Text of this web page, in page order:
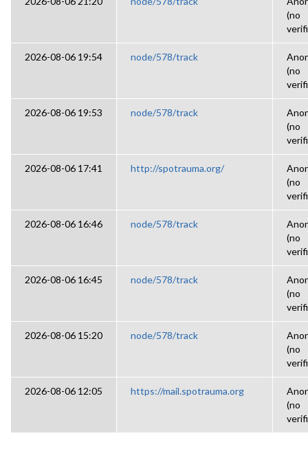
(no
2026-08-06 19:54 node/578/track
(no
2026-08-06 19:53 node/578/track
(no
2026-08-06 17:41 http://spotrauma.org/
(no
2026-08-06 16:46 node/578/track
(no
2026-08-06 16:45 node/578/track
(no
2026-08-06 15:20 node/578/track
(no
2026-08-06 12:05 https://mail.spotrauma.org
(no